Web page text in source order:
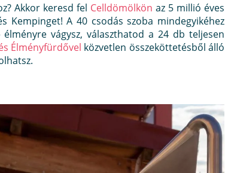
Akkor keresd fel Celldömölkön az 5 millió éves
Kempinget! A 40 csodás szoba mindegyikéhez
vágysz, választhatod a 24 db teljesen
Élményfürdővel közvetlen összeköttetésből álló